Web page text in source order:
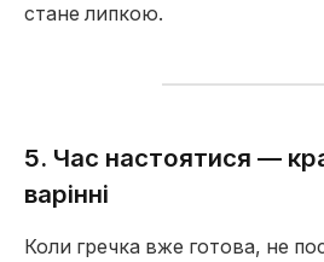
стане липкою.
5. Час настоятися —
варінні
Коли гречка вже готова, не